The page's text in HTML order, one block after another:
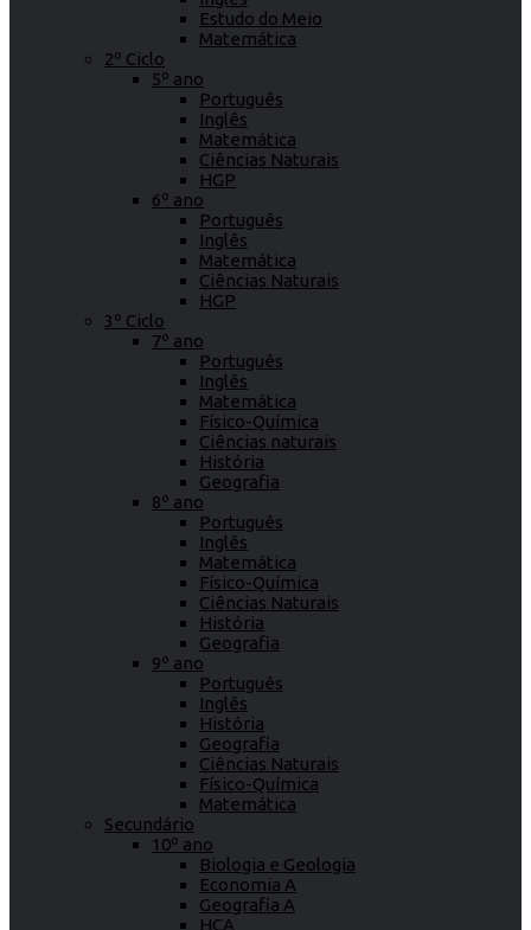
Estudo do Meio
Matemática
2º Ciclo
5º ano
Português
Inglês
Matemática
Ciências Naturais
HGP
6º ano
Português
Inglês
Matemática
Ciências Naturais
HGP
3º Ciclo
7º ano
Português
Inglês
Matemática
Físico-Química
Ciências naturais
História
Geografia
8º ano
Português
Inglês
Matemática
Físico-Química
Ciências Naturais
História
Geografia
9º ano
Português
Inglês
História
Geografia
Ciências Naturais
Físico-Química
Matemática
Secundário
10º ano
Biologia e Geologia
Economia A
Geografia A
HCA